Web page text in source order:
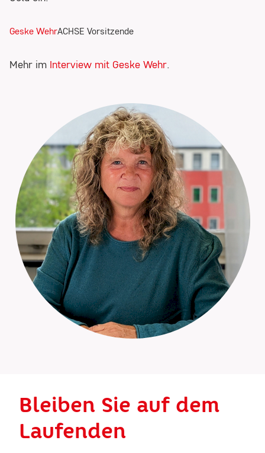
Geske WehrACHSE Vorsitzende
Mehr im Interview mit Geske Wehr.
Bleiben Sie auf dem
Laufenden
Rapidmail GmbH
Zweck:
Newsletter-Anbieter Rapidmail. Dabei wird Ihre
IP-Adresse und die eingegebenen Daten (E-
Mail-Adresse) an Rapidmail GmbH,
Augustinerplatz 2, 79098 Freiburg übermittelt.